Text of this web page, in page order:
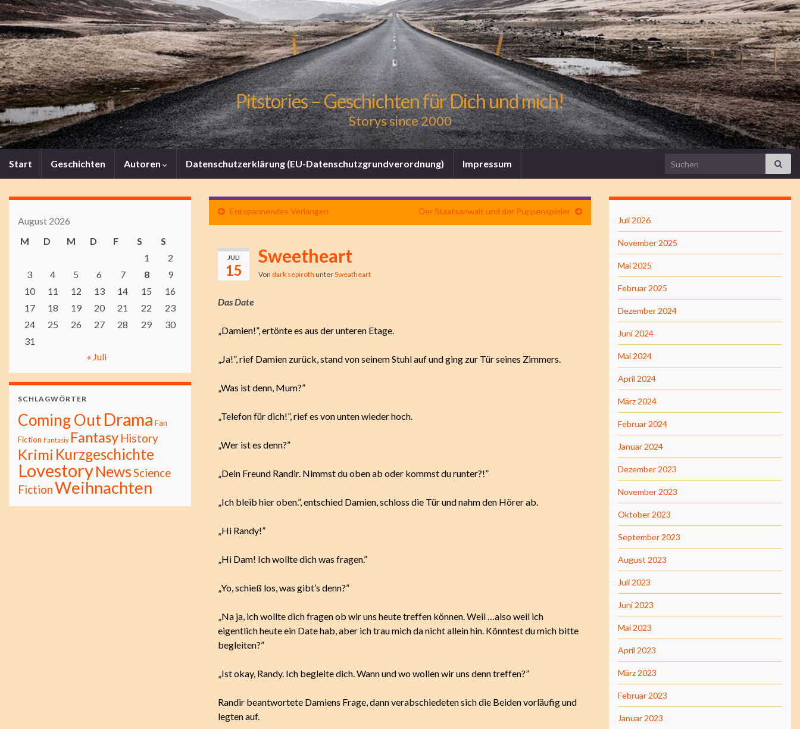
Pitstories – Geschichten für Dich und mich!
Storys since 2000
Start Geschichten Autoren Datenschutzerklärung (EU-Datenschutzgrundverordnung) Impressum Search for:
Entspannendes Verlangen Der Staatsanwalt und der Puppenspieler
JULI
15
Sweetheart
Von dark sepiroth unterSweatheart
Das Date
„Damien!”, ertönte es aus der unteren Etage.
„Ja!”, rief Damien zurück, stand von seinem Stuhl auf und ging zur Tür seines Zimmers.
„Was ist denn, Mum?”
„Telefon für dich!”, rief es von unten wieder hoch.
„Wer ist es denn?”
„Dein Freund Randir. Nimmst du oben ab oder kommst du runter?!”
„Ich bleib hier oben.”, entschied Damien, schloss die Tür und nahm den Hörer ab.
„Hi Randy!”
„Hi Dam! Ich wollte dich was fragen.”
„Yo, schieß los, was gibt’s denn?”
„Na ja, ich wollte dich fragen ob wir uns heute treffen können. Weil …also weil ich
eigentlich heute ein Date hab, aber ich trau mich da nicht allein hin. Könntest du mich bitte
begleiten?”
„Ist okay, Randy. Ich begleite dich. Wann und wo wollen wir uns denn treffen?”
Randir beantwortete Damiens Frage, dann verabschiedeten sich die Beiden vorläufig und
legten auf.
August 2026
M
D M D F S
S
1
2
3
4 5 6 7 8
9
10
11 12 13 14 15
16
17
18 19 20 21 22
23
24
25 26 27 28 29
30
31
« Juli
SCHLAGWÖRTER
Coming OutDrama Fan
Fiction Fantasiy Fantasy History
Krimi Kurzgeschichte
LovestoryNewsScience
FictionWeihnachten
Juli 2026
November 2025
Mai 2025
Februar 2025
Dezember 2024
Juni 2024
Mai 2024
April 2024
März 2024
Februar 2024
Januar 2024
Dezember 2023
November 2023
Oktober 2023
September 2023
August 2023
Juli 2023
Juni 2023
Mai 2023
April 2023
März 2023
Februar 2023
Januar 2023